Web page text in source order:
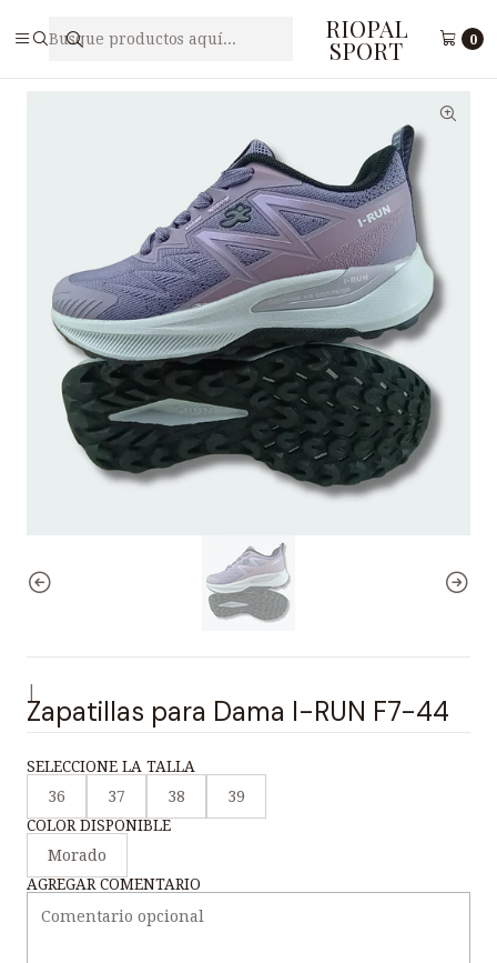
RIOPAL
SPORT 0
Zapatillas para Dama I-RUN F7-44
Zapatillas para Dama I-RUN F7-44
SELECCIONE LA TALLA
36
37 38
39
COLOR DISPONIBLE
Morado
AGREGAR COMENTARIO